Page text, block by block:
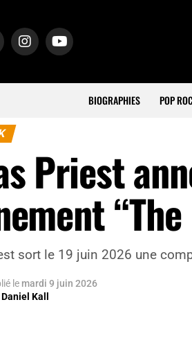
BIOGRAPHIES POP
Priest
sort le 19 juin 2026 une
le mardi 9 juin 2026
Daniel Kall